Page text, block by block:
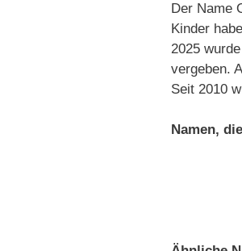
Der Name
Kinder
2025
vergeben.
Seit 2010
Namen,